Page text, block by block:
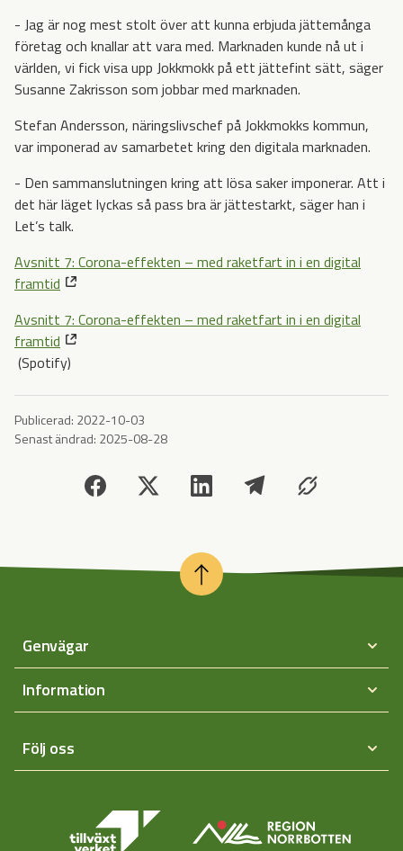
- Jag är nog mest stolt över att kunna erbjuda jättemånga
företag och knallar att vara med. Marknaden kunde nå ut i
världen, vi fick visa upp Jokkmokk på ett jättefint sätt, säger
Susanne Zakrisson som jobbar med marknaden.
Stefan Andersson, näringslivschef på Jokkmokks kommun,
var imponerad av samarbetet kring den digitala marknaden.
- Den sammanslutningen kring att lösa saker imponerar. Att i
det här läget lyckas så pass bra är jättestarkt, säger han i
Let’s talk.
Avsnitt 7: Corona-effekten – med raketfart in i en digital
framtid
Avsnitt 7: Corona-effekten – med raketfart in i en digital
framtid
(Spotify)
Publicerad: 2022-10-03
Senast ändrad: 2025-08-28
Genvägar
Information
Följ oss